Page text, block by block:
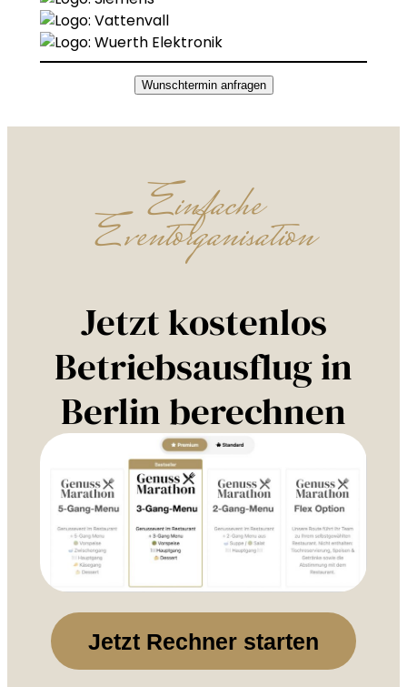
Wunschtermin anfragen
Einfache
Eventorganisation
Jetzt kostenlos
Betriebsausflug in
Berlin berechnen
Jetzt Rechner starten